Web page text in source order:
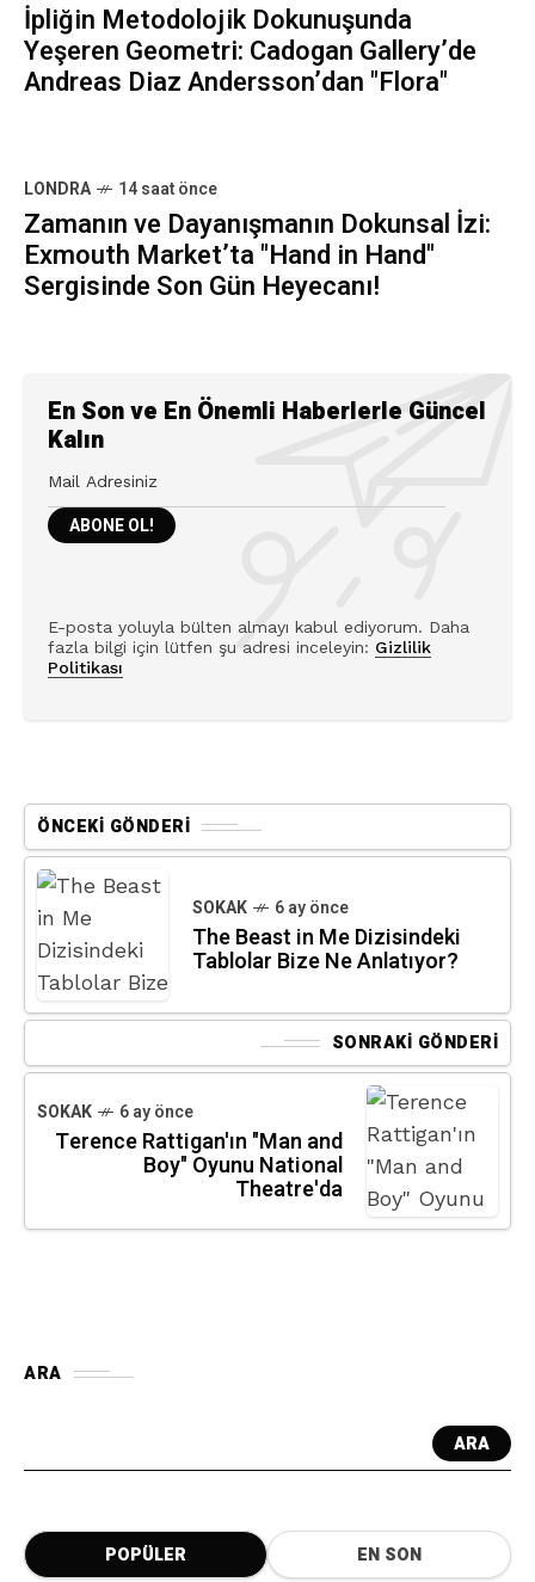
İpliğin Metodolojik Dokunuşunda
Yeşeren Geometri: Cadogan Gallery’de
Andreas Diaz Andersson’dan "Flora"
LONDRA 14 saat önce
Zamanın ve Dayanışmanın Dokunsal İzi:
Exmouth Market’ta "Hand in Hand"
Sergisinde Son Gün Heyecanı!
En Son ve En Önemli Haberlerle Güncel
Kalın
E-posta yoluyla bülten almayı kabul ediyorum. Daha
fazla bilgi için lütfen şu adresi inceleyin: Gizlilik
Politikası
ÖNCEKI GÖNDERI
SOKAK 6 ay önce
The Beast in Me Dizisindeki
Tablolar Bize Ne Anlatıyor?
SONRAKI GÖNDERI
SOKAK 6 ay önce
Terence Rattigan'ın "Man and
Boy" Oyunu National
Theatre'da
ARA
ARA
POPÜLER EN SON